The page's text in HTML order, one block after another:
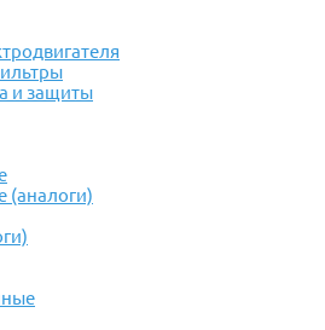
и защиты
(аналоги)